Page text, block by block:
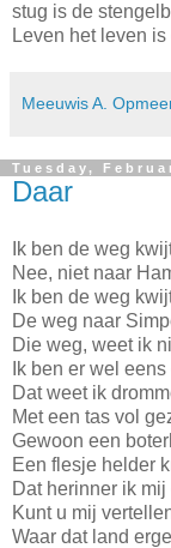
stug is de
Leven het leven
Meeuwis A.
Tuesday,
Daar
Ik ben de weg
Nee, niet naar
Ik ben de weg
De weg naar
Die weg, weet ik
Ik ben er wel
Dat weet ik
Met een tas vol
Gewoon een
Een flesje helder
Dat herinner ik
Kunt u mij
Waar dat land